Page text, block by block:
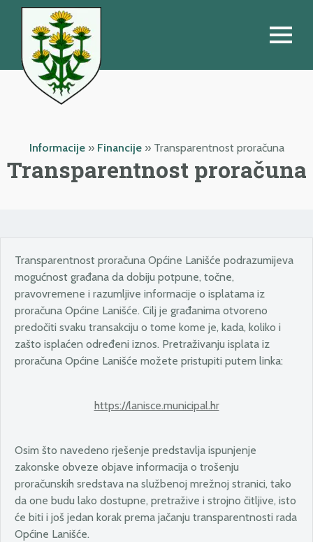
Transparentnost proračuna
Informacije» Financije» Transparentnost proračuna
Transparentnost proračuna Općine Lanišće podrazumijeva
mogućnost građana da dobiju potpune, točne,
pravovremene i razumljive informacije o isplatama iz
proračuna Općine Lanišće. Cilj je građanima otvoreno
predočiti svaku transakciju o tome kome je, kada, koliko i
zašto isplaćen određeni iznos. Pretraživanju isplata iz
proračuna Općine Lanišće možete pristupiti putem linka:
https://lanisce.municipal.hr
Osim što navedeno rješenje predstavlja ispunjenje
zakonske obveze objave informacija o trošenju
proračunskih sredstava na službenoj mrežnoj stranici, tako
da one budu lako dostupne, pretražive i strojno čitljive, isto
će biti i još jedan korak prema jačanju transparentnosti rada
Općine Lanišće.